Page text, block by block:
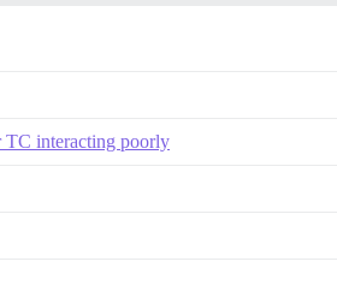
TC interacting poorly